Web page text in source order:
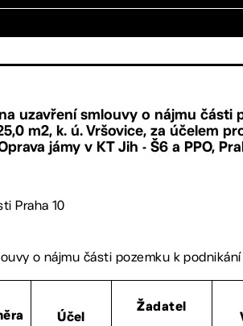
uzavření smlouvy o nájmu části
m2, k. ú. Vršovice, za účelem
jámy v KT Jih - Š6 a PPO,
Praha 10
o nájmu části pozemku k podnikání
Účel
Žadatel